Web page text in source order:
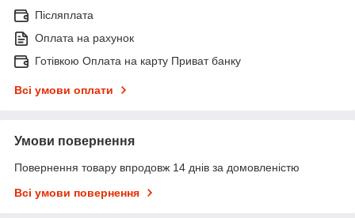
Післяплата
Оплата на рахунок
Готівкою Оплата на карту Приват банку
Всі умови оплати
Умови повернення
Повернення товару впродовж 14 днів за домовленістю
Всі умови повернення